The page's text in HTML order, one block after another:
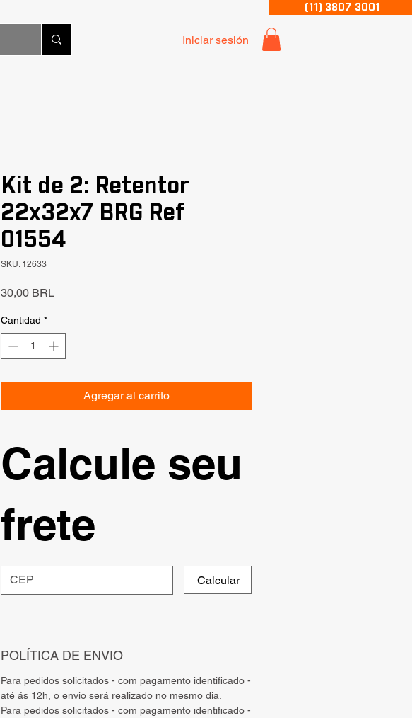
(11) 3807 3001
Iniciar sesión
Kit de 2: Retentor
22x32x7 BRG Ref
01554
SKU: 12633
30,00 BRLPrecio
Cantidad *
Agregar al carrito
Calcule seu
frete
Calcular
POLÍTICA DE ENVIO
Para pedidos solicitados - com pagamento identificado -
até ás 12h, o envio será realizado no mesmo dia.
Para pedidos solicitados - com pagamento identificado -